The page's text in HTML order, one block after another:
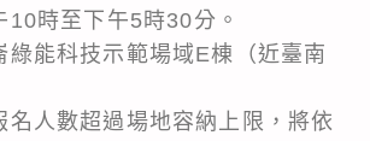
10時至下午5時30分。
綠能科技示範場域E棟（近臺南
名人數超過場地容納上限，將依